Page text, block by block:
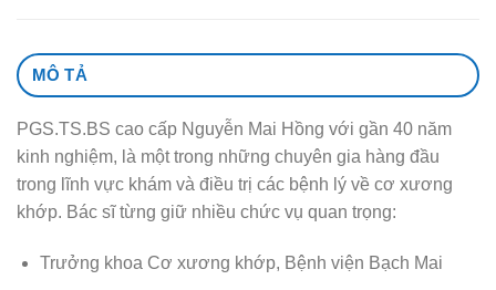
MÔ TẢ
PGS.TS.BS cao cấp Nguyễn Mai Hồng với gần 40 năm
kinh nghiệm, là một trong những chuyên gia hàng đầu
trong lĩnh vực khám và điều trị các bệnh lý về cơ xương
khớp. Bác sĩ từng giữ nhiều chức vụ quan trọng:
Trưởng khoa Cơ xương khớp, Bệnh viện Bạch Mai